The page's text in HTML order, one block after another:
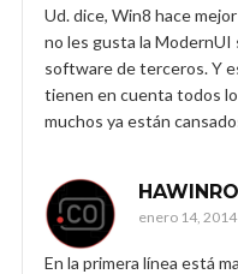
Ud. dice, Win8 hace
no les gusta la
software de terceros. Y
tienen en cuenta todos
muchos ya están
HAWINRO
enero 14,
En la primera línea está